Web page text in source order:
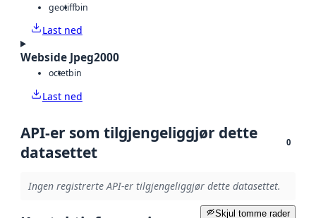
geotiffbin
Last ned
Webside Jpeg2000
octetbin
Last ned
API-er som tilgjengeliggjør dette
datasettet
0
Ingen registrerte API-er tilgjengeliggjør dette datasettet.
Skjul tomme rader